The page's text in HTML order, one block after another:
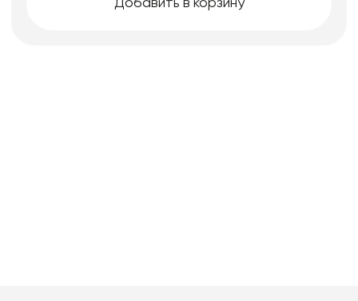
Добавить в корзину